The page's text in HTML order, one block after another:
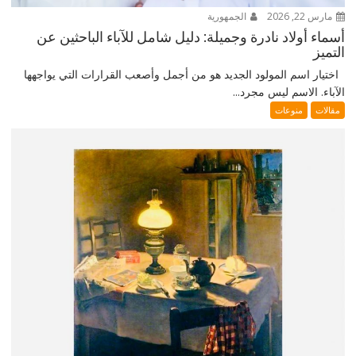
مارس 22, 2026 الجمهورية
أسماء أولاد نادرة وجميلة: دليل شامل للآباء الباحثين عن
التميز
اختيار اسم المولود الجديد هو من أجمل وأصعب القرارات التي يواجهها
الآباء. الاسم ليس مجرد...
مقالات منوعات